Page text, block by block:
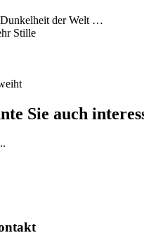
der Welt …
Stille
Sie auch